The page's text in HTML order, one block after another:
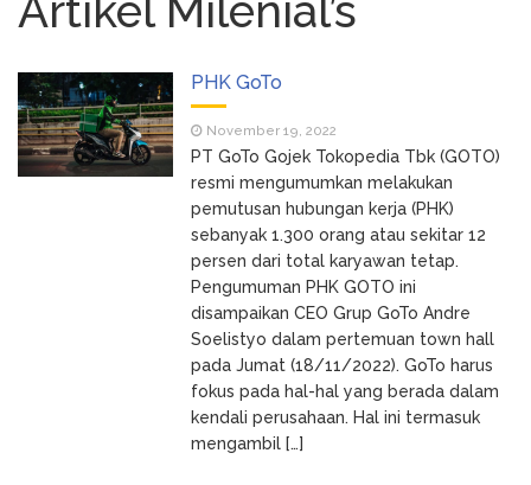
January 17, 2024
Tukang Kain Asal RI Masuk
December 11, 2023
TIK TOK SHOP BUKA
LAGI…
December 11, 2023
Cara Cek NIK Sudah
Jadi NPWP Atau Belum Lewat Online
February 23, 2025
Seluruh Google, bekerja
Artikel Milenial’s
PHK GoTo
November 19, 2022
PT GoTo Gojek Tokopedia Tbk (GOTO)
resmi mengumumkan melakukan
pemutusan hubungan kerja (PHK)
sebanyak 1.300 orang atau sekitar 12
persen dari total karyawan tetap.
Pengumuman PHK GOTO ini
disampaikan CEO Grup GoTo Andre
Soelistyo dalam pertemuan town hall
pada Jumat (18/11/2022). GoTo harus
fokus pada hal-hal yang berada dalam
kendali perusahaan. Hal ini termasuk
mengambil […]